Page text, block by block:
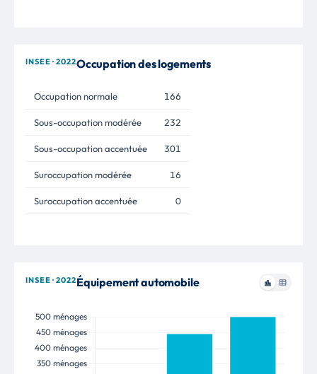
INSEE · 2022Occupation des logements
Occupation normale 166
Sous-occupation modérée 232
Sous-occupation accentuée 301
Suroccupation modérée 16
Suroccupation accentuée 0
INSEE · 2022Équipement automobile